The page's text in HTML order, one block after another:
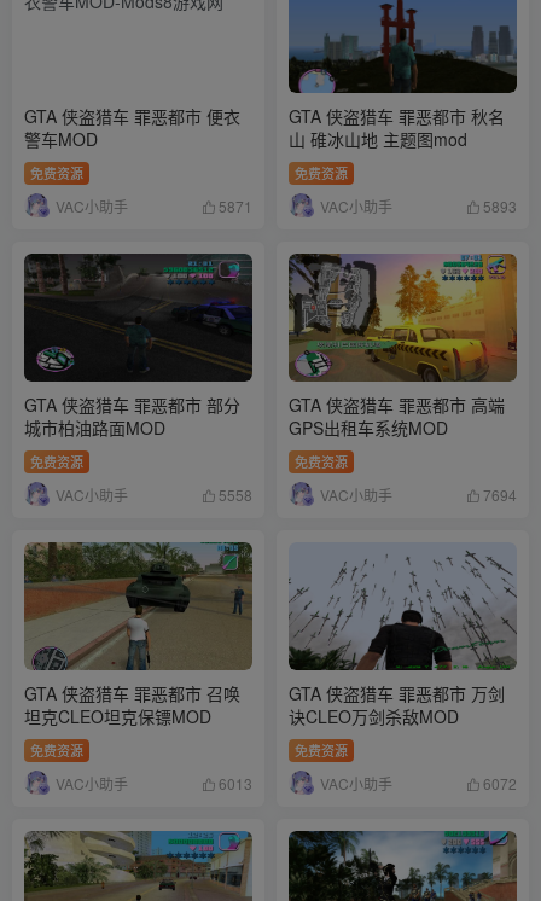
GTA 侠盗猎车 罪恶都市 便衣
警车MOD
免费资源
VAC小助手 5871
GTA 侠盗猎车 罪恶都市 秋名
山 碓冰山地 主题图mod
免费资源
VAC小助手 5893
GTA 侠盗猎车 罪恶都市 部分
城市柏油路面MOD
免费资源
VAC小助手 5558
GTA 侠盗猎车 罪恶都市 高端
GPS出租车系统MOD
免费资源
VAC小助手 7694
GTA 侠盗猎车 罪恶都市 召唤
坦克CLEO坦克保镖MOD
免费资源
VAC小助手 6013
GTA 侠盗猎车 罪恶都市 万剑
诀CLEO万剑杀敌MOD
免费资源
VAC小助手 6072